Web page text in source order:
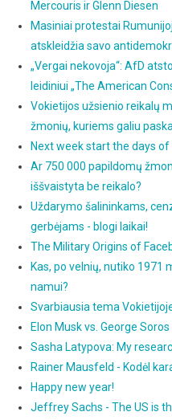
Mercouris ir Glenn Diesen
Masiniai protestai
atskleidžia savo
„Vergai nekovoja“: AfD
leidiniui „The American
Vokietijos užsienio reikalų
žmonių, kuriems galiu
Next week start the days
Ar 750 000 papildomų
iššvaistyta be reikalo?
Uždarymo šalininkams,
gerbėjams - blogi laikai!
The Military Origins of
Kas, po velnių, nutiko 1971
namui?
Svarbiausia tema
Elon Musk vs. George Soros
Sasha Latypova: My
Rainer Mausfeld - Kodėl
Happy new year!
Jeffrey Sachs - The US is